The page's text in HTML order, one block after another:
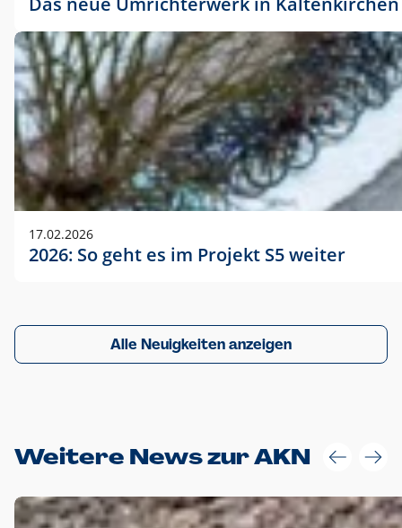
17.02.2026
2026: So geht es im Projekt S5 weiter
Alle Neuigkeiten anzeigen
Weitere News zur AKN